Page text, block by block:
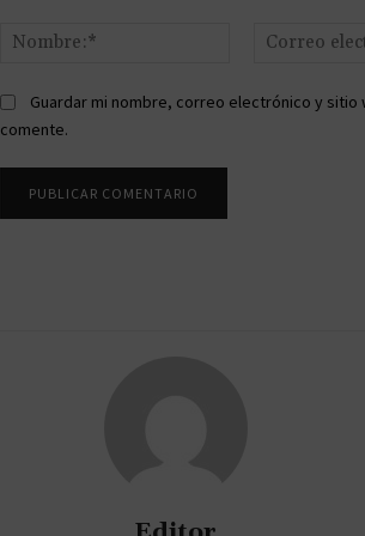
Nombre:*
Guardar mi nombre, correo electrónico y
comente.